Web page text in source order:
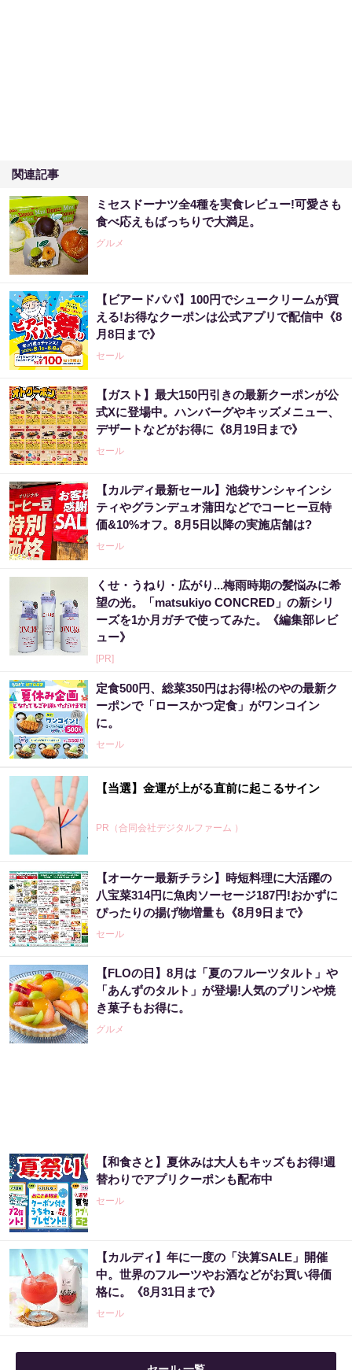
関連記事
ミセスドーナツ全4種を実食レビュー!可愛さも
食べ応えもばっちりで大満足。
グルメ
【ビアードパパ】100円でシュークリームが買
える!お得なクーポンは公式アプリで配信中《8
月8日まで》
セール
【ガスト】最大150円引きの最新クーポンが公
式Xに登場中。ハンバーグやキッズメニュー、
デザートなどがお得に《8月19日まで》
セール
【カルディ最新セール】池袋サンシャインシ
ティやグランデュオ蒲田などでコーヒー豆特
価&10%オフ。8月5日以降の実施店舗は?
セール
くせ・うねり・広がり...梅雨時期の髪悩みに希
望の光。「matsukiyo CONCRED」の新シリ
ーズを1か月ガチで使ってみた。《編集部レビ
ュー》
[PR]
定食500円、総菜350円はお得!松のやの最新ク
ーポンで「ロースかつ定食」がワンコイン
に。
セール
【当選】金運が上がる直前に起こるサイン
PR（合同会社デジタルファーム ）
【オーケー最新チラシ】時短料理に大活躍の
八宝菜314円に魚肉ソーセージ187円!おかずに
ぴったりの揚げ物増量も《8月9日まで》
セール
【FLOの日】8月は「夏のフルーツタルト」や
「あんずのタルト」が登場!人気のプリンや焼
き菓子もお得に。
グルメ
【和食さと】夏休みは大人もキッズもお得!週
替わりでアプリクーポンも配布中
セール
【カルディ】年に一度の「決算SALE」開催
中。世界のフルーツやお酒などがお買い得価
格に。《8月31日まで》
セール